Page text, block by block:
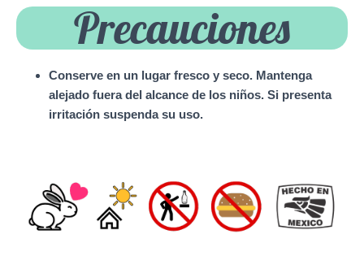
Precauciones
Conserve en un lugar fresco y seco. Mantenga
alejado fuera del alcance de los niños. Si presenta
irritación suspenda su uso.